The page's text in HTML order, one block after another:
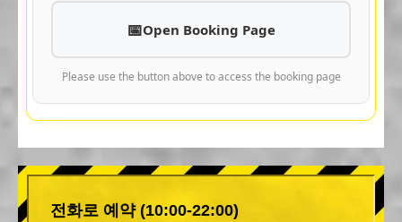
Open Booking Page
Please use the button above to access the booking page
전화로 예약 (10:00-22:00)